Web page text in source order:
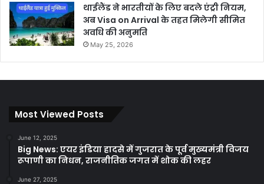
थाईलैंड ने भारतीयों के लिए बदले एंट्री नियम,
अब Visa on Arrival के तहत मिलेगी सीमित
अवधि की अनुमति
May 25, 2026
Most Viewed Posts
June 12, 2025
Big News: एयर इंडिया हादसे में गुजरात के पूर्व मुख्यमंत्री विजय
रूपाणी का निधन, राजनीतिक जगत में शोक की लहर
June 27, 2025